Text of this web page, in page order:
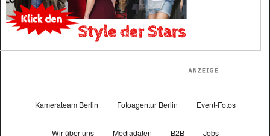
Kamerateam Berlin Fotoagentur Berlin Event-Fotos
Wir über uns Mediadaten B2B Jobs